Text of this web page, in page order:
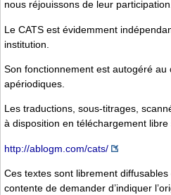
nous réjouissons de leur
Le CATS est évidemment
institution.
Son fonctionnement est autogéré
apériodiques.
Les traductions, sous-titrages,
à disposition en téléchargement
http://ablogm.com/cats/
Ces textes sont librement
contente de demander d’indiquer